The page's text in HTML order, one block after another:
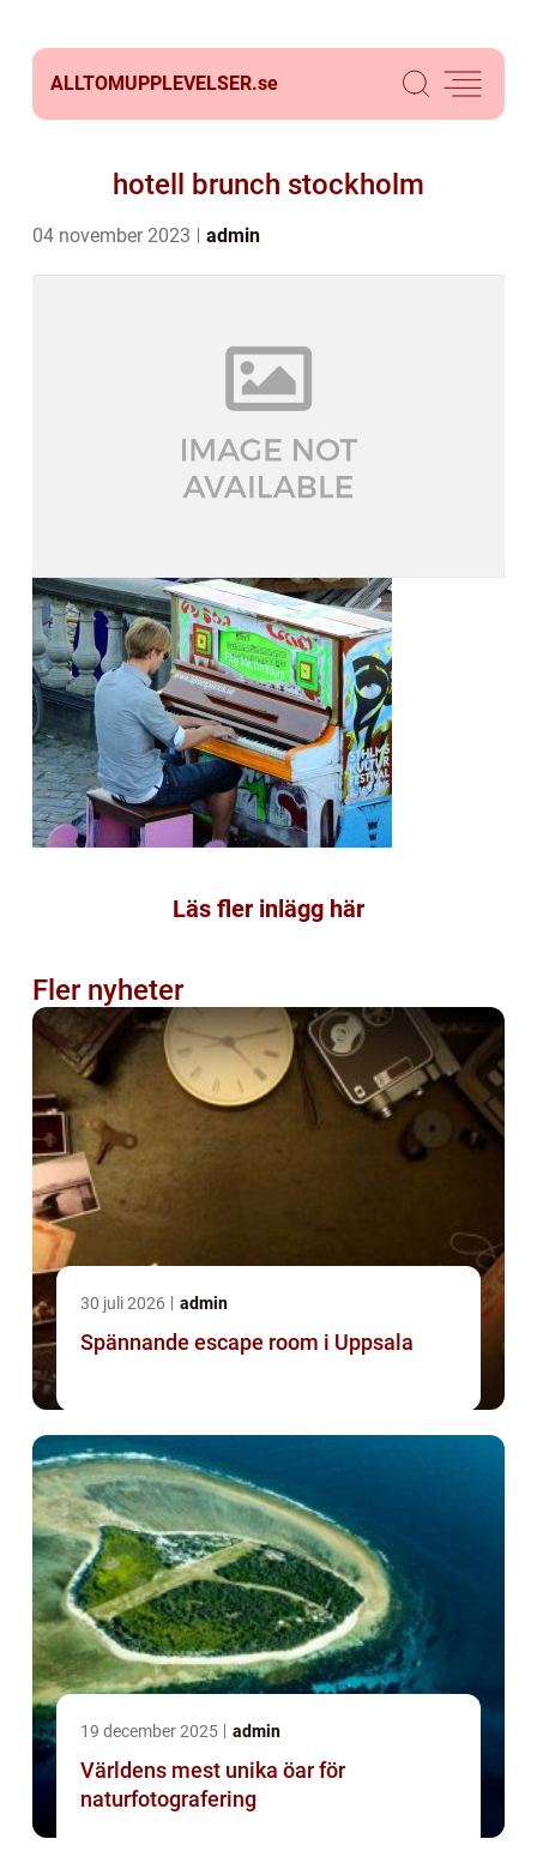
ALLTOMUPPLEVELSER.se
hotell brunch stockholm
04 november 2023 admin
Läs fler inlägg här
Fler nyheter
30 juli 2026 admin
Spännande escape room i Uppsala
19 december 2025 admin
Världens mest unika öar för
naturfotografering